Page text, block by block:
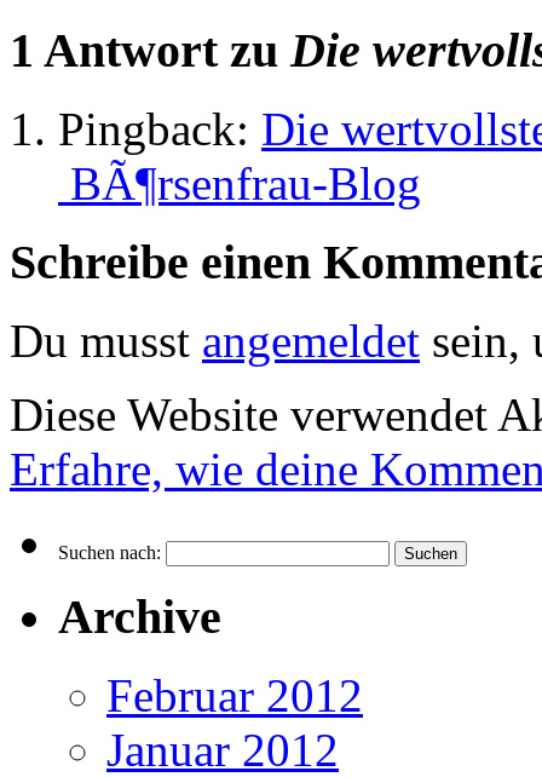
1 Antwort zuDie
Pingback: Die
BÃ¶rsenfrau-Blog
Schreibe einen
Du musst angemeldet sein,
Diese Website verwendet
Erfahre, wie deine
Suchen nach:
Archive
Februar 2012
Januar 2012